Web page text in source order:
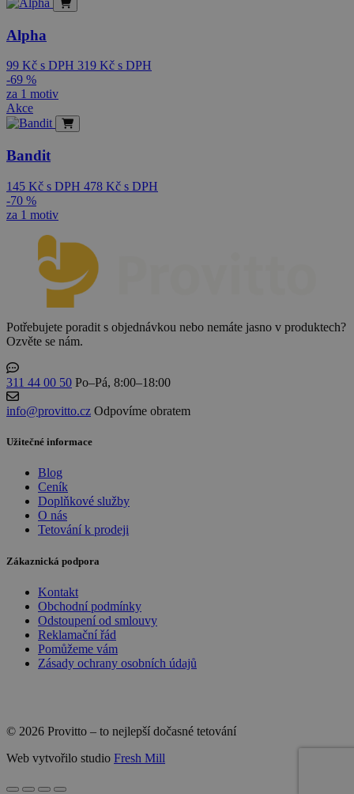
Alpha
99 Kč s DPH 319 Kč s DPH
-69 %
za 1 motiv
Akce
Bandit
145 Kč s DPH 478 Kč s DPH
-70 %
za 1 motiv
Potřebujete poradit s objednávkou nebo nemáte jasno v produktech?
Ozvěte se nám.
311 44 00 50 Po–Pá, 8:00–18:00
info@provitto.cz Odpovíme obratem
Užitečné informace
Blog
Ceník
Doplňkové služby
O nás
Tetování k prodeji
Zákaznická podpora
Kontakt
Obchodní podmínky
Odstoupení od smlouvy
Reklamační řád
Pomůžeme vám
Zásady ochrany osobních údajů
© 2026 Provitto – to nejlepší dočasné tetování
Web vytvořilo studio Fresh Mill